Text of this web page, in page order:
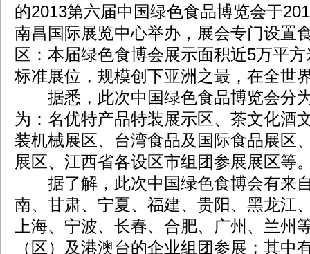
的2013第六届中国绿色食品博览会于
南昌国际展览中心举办，展会专门设置
区：本届绿色食博会展示面积近5万平
标准展位，规模创下亚洲之最，在全世
据悉，此次中国绿色食品博览会分
为：名优特产品特装展示区、茶文化酒
装机械展区、台湾食品及国际食品展区
展区、江西省各设区市组团参展展区等
据了解，此次中国绿色食博会有来
南、甘肃、宁夏、福建、贵阳、黑龙江
上海、宁波、长春、合肥、广州、兰州
（区）及港澳台的企业组团参展；其中